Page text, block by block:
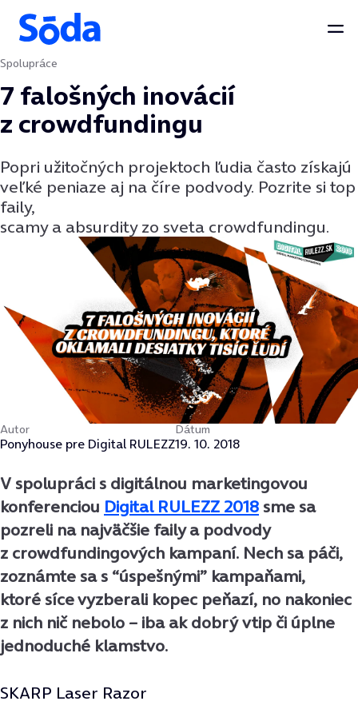
Preskočiť na obsah
Spolupráce
7 falošných inovácií
z crowdfundingu
Popri užitočných projektoch ľudia často získajú
veľké peniaze aj na číre podvody. Pozrite si top
faily,
scamy a absurdity zo sveta crowdfundingu.
Autor
Ponyhouse pre Digital RULEZZ
Dátum
19. 10. 2018
V spolupráci s digitálnou marketingovou
konferenciou Digital RULEZZ 2018 sme sa
pozreli na najväčšie faily a podvody
z crowdfundingových kampaní. Nech sa páči,
zoznámte sa s “úspešnými” kampaňami,
ktoré síce vyzberali kopec peňazí, no nakoniec
z nich nič nebolo – iba ak dobrý vtip či úplne
jednoduché klamstvo.
SKARP Laser Razor